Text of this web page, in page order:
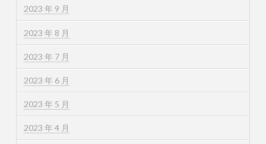
2023 年 9 月
2023 年 8 月
2023 年 7 月
2023 年 6 月
2023 年 5 月
2023 年 4 月